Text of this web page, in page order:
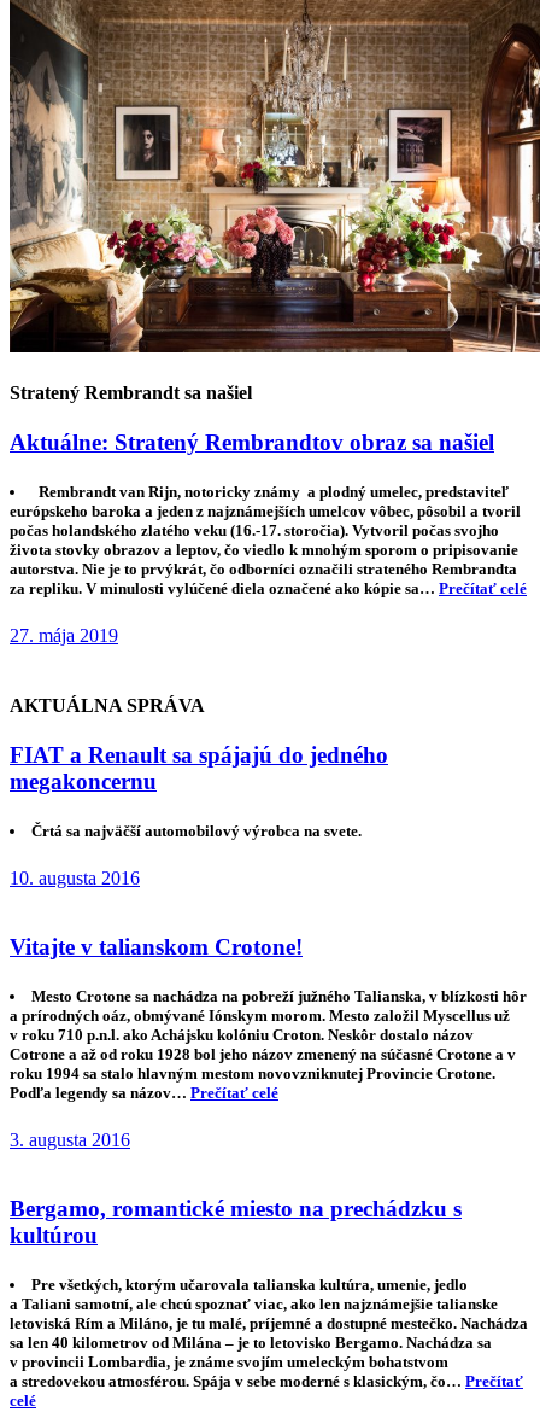
Stratený Rembrandt sa našiel
Aktuálne: Stratený Rembrandtov obraz sa našiel
Rembrandt van Rijn, notoricky známy a plodný umelec, predstaviteľ
európskeho baroka a jeden z najznámejších umelcov vôbec, pôsobil a tvoril
počas holandského zlatého veku (16.-17. storočia). Vytvoril počas svojho
života stovky obrazov a leptov, čo viedlo k mnohým sporom o pripisovanie
autorstva. Nie je to prvýkrát, čo odborníci označili strateného Rembrandta
za repliku. V minulosti vylúčené diela označené ako kópie sa… Prečítať celé
27. mája 2019
AKTUÁLNA SPRÁVA
FIAT a Renault sa spájajú do jedného
megakoncernu
Črtá sa najväčší automobilový výrobca na svete.
10. augusta 2016
Vitajte v talianskom Crotone!
Mesto Crotone sa nachádza na pobreží južného Talianska, v blízkosti hôr
a prírodných oáz, obmývané Iónskym morom. Mesto založil Myscellus už
v roku 710 p.n.l. ako Achájsku kolóniu Croton. Neskôr dostalo názov
Cotrone a až od roku 1928 bol jeho názov zmenený na súčasné Crotone a v
roku 1994 sa stalo hlavným mestom novovzniknutej Provincie Crotone.
Podľa legendy sa názov… Prečítať celé
3. augusta 2016
Bergamo, romantické miesto na prechádzku s
kultúrou
Pre všetkých, ktorým učarovala talianska kultúra, umenie, jedlo
a Taliani samotní, ale chcú spoznať viac, ako len najznámejšie talianske
letoviská Rím a Miláno, je tu malé, príjemné a dostupné mestečko. Nachádza
sa len 40 kilometrov od Milána – je to letovisko Bergamo. Nachádza sa
v provincii Lombardia, je známe svojím umeleckým bohatstvom
a stredovekou atmosférou. Spája v sebe moderné s klasickým, čo… Prečítať
celé